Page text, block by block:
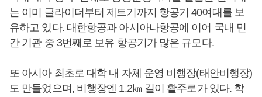
는 이미 글라이더부터 제트기까지 항공기 40여대를 보
유하고 있다. 대한항공과 아시아나항공에 이어 국내 민
간 기관 중 3번째로 보유 항공기가 많은 규모다.
또 아시아 최초로 대학 내 자체 운영 비행장(태안비행장)
도 만들었으며, 비행장엔 1.2㎞ 길이 활주로가 있다. 학